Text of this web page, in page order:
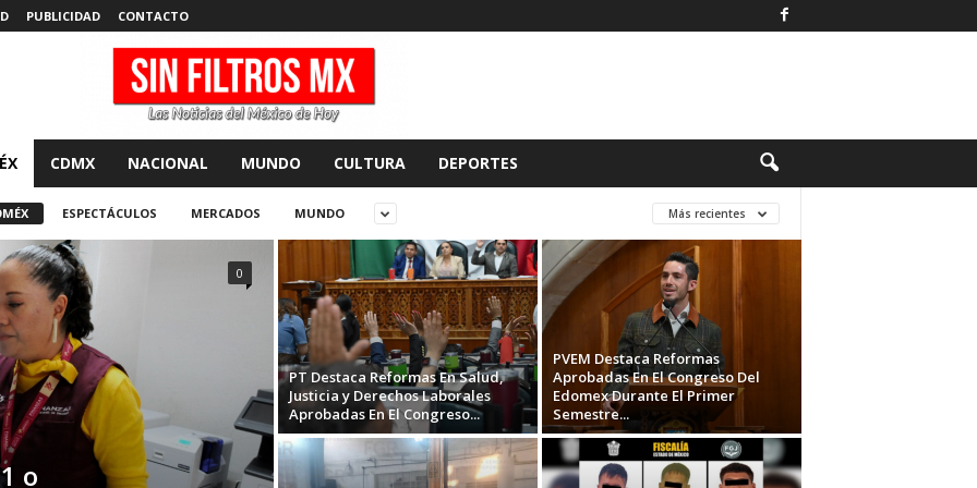
PUBLICIDAD CONTACTO
CDMX NACIONAL MUNDO CULTURA DEPORTES
ESPECTÁCULOS MERCADOS MUNDO Más recientes
o
0
PT Destaca Reformas En Salud,
Justicia y Derechos Laborales
Aprobadas En El Congreso...
PVEM Destaca Reformas
Aprobadas En El Congreso Del
Edomex Durante El Primer
Semestre...